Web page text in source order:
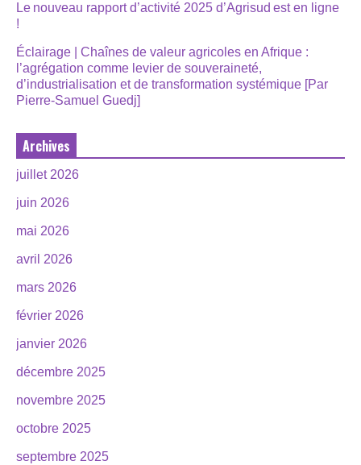
Le nouveau rapport d’activité 2025 d’Agrisud est en ligne
!
Éclairage | Chaînes de valeur agricoles en Afrique :
l’agrégation comme levier de souveraineté,
d’industrialisation et de transformation systémique [Par
Pierre-Samuel Guedj]
Archives
juillet 2026
juin 2026
mai 2026
avril 2026
mars 2026
février 2026
janvier 2026
décembre 2025
novembre 2025
octobre 2025
septembre 2025